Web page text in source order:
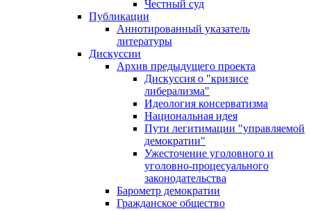
Честный суд
Публикации
Аннотированный указатель
литературы
Дискуссии
Архив предыдущего проекта
Дискуссия о "кризисе
либерализма"
Идеология консерватизма
Национальная идея
Пути легитимации "управляемой
демократии"
Ужесточение уголовного и
уголовно-процесуального
законодательства
Барометр демократии
Гражданское общество